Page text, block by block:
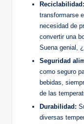
Reciclabilidad:
transformarse
necesidad de‌
convertir una
Suena genial,
Seguridad
como seguro
bebidas,
de‍ las
Durabilidad:
diversas